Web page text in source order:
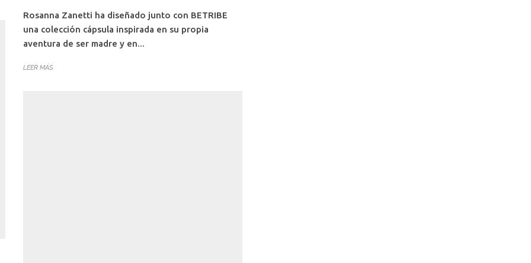
Rosanna Zanetti ha diseñado junto con BETRIBE
una colección cápsula inspirada en su propia
aventura de ser madre y en...
LEER MÁS